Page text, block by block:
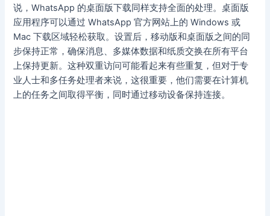
说，WhatsApp 的桌面版下载同样支持全面的处理。桌面版
应用程序可以通过 WhatsApp 官方网站上的 Windows 或
Mac 下载区域轻松获取。设置后，移动版和桌面版之间的同
步保持正常，确保消息、多媒体数据和纸质交换在所有平台
上保持更新。这种双重访问可能看起来有些重复，但对于专
业人士和多任务处理者来说，这很重要，他们需要在计算机
上的任务之间取得平衡，同时通过移动设备保持连接。